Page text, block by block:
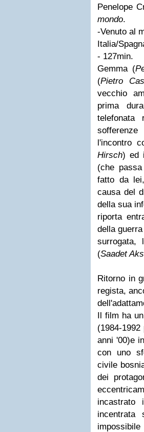
Penelope
mondo.
-Venuto al
Italia/
- 127min.
Gemma (
(Pietro
vecchio
prima
l'incontro
Hirsch) ed
(che
fatto da
causa del
della sua
riporta
della
surrogata,
(Saadet
Ritorno in
regista,
Il film ha
(1984-
anni '00)e
con uno
civile
dei